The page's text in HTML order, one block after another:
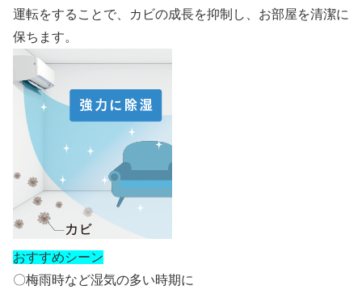
運転をすることで、カビの成長を抑制し、お部屋を清潔に
保ちます。
おすすめシーン
〇梅雨時など湿気の多い時期に